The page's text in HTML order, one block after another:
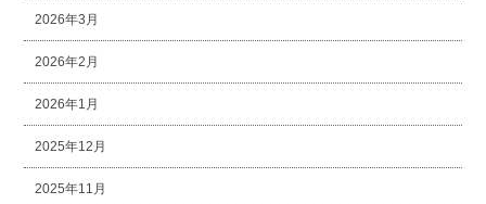
2026年3月
2026年2月
2026年1月
2025年12月
2025年11月